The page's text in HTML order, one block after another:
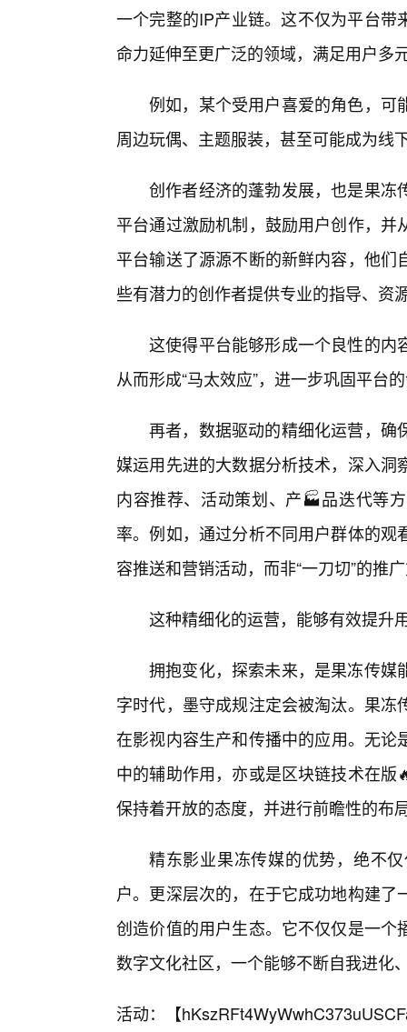
一个完整的IP产业链。这不仅为平台
命力延伸至更广泛的领域，满足用户多
例如，某个受用户喜爱的角色，可
周边玩偶、主题服装，甚至可能成为线
创作者经济的蓬勃发展，也是果冻
平台通过激励机制，鼓励用户创作，
平台输送了源源不断的新鲜内容，他
些有潜力的创作者提供专业的指导、资
这使得平台能够形成一个良性的内
从而形成“马太效应”，进一步巩固平台
再者，数据驱动的精细化运营，确
媒运用先进的大数据分析技术，深入
内容推荐、活动策划、产🏭品迭代等
率。例如，通过分析不同用户群体的
容推送和营销活动，而非“一刀切”的推
这种精细化的运营，能够有效提升
拥抱变化，探索未来，是果冻传媒
字时代，墨守成规注定会被淘汰。果
在影视内容生产和传播中的应用。无
中的辅助作用，亦或是区块链技术在
保持着开放的态度，并进行前瞻性的布
精东影业果冻传媒的优势，绝不
户。更深层次的，在于它成功地构建
创造价值的用户生态。它不仅仅是一
数字文化社区，一个能够不断自我进化
活动：【